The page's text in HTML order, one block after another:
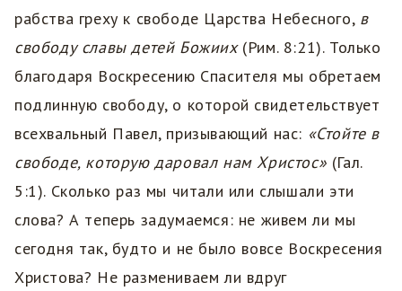
рабства греху к свободе Царства Небесного, в
свободу славы детей Божиих(Рим. 8:21). Только
благодаря Воскресению Спасителя мы обретаем
подлинную свободу, о которой свидетельствует
всехвальный Павел, призывающий нас: «Стойте в
свободе, которую даровал нам Христос» (Гал.
5:1). Сколько раз мы читали или слышали эти
слова? А теперь задумаемся: не живем ли мы
сегодня так, будто и не было вовсе Воскресения
Христова? Не размениваем ли вдруг